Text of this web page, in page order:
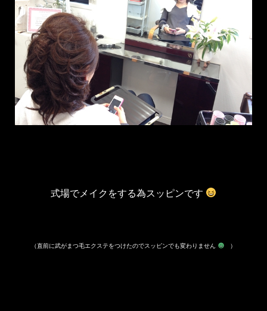
式場でメイクをする為スッピンです
（直前に武がまつ毛エクステをつけたのでスッピンでも変わりません ）